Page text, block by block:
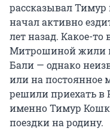
рассказывал Тимур
начал активно
лет назад. Какое-
Митрошиной жили
Бали — однако
или на постоянное
решили приехать
именно Тимур
поездки на родину.